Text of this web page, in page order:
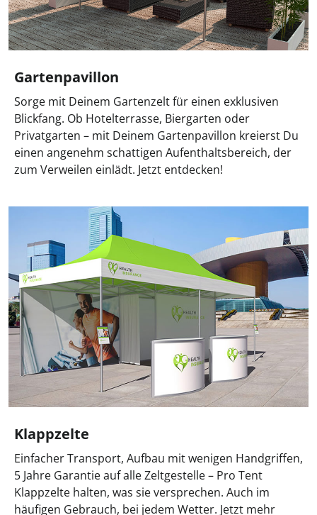
Gartenpavillon
Sorge mit Deinem Gartenzelt für einen exklusiven
Blickfang. Ob Hotelterrasse, Biergarten oder
Privatgarten – mit Deinem Gartenpavillon kreierst Du
einen angenehm schattigen Aufenthaltsbereich, der
zum Verweilen einlädt. Jetzt entdecken!
Klappzelte
Einfacher Transport, Aufbau mit wenigen Handgriffen,
5 Jahre Garantie auf alle Zeltgestelle – Pro Tent
Klappzelte halten, was sie versprechen. Auch im
häufigen Gebrauch, bei jedem Wetter. Jetzt mehr